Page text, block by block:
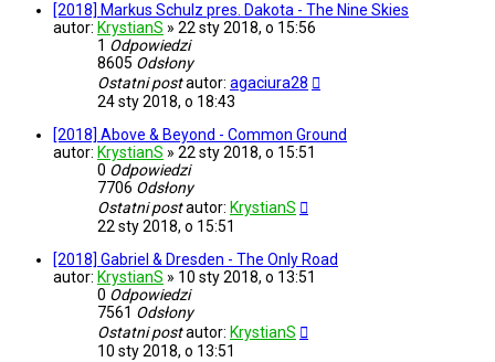
[2018] Markus Schulz pres. Dakota - The Nine Skies
autor: KrystianS » 22 sty 2018, o 15:56
1 Odpowiedzi
8605 Odsłony
Ostatni postautor: agaciura28
24 sty 2018, o 18:43
[2018] Above & Beyond - Common Ground
autor: KrystianS » 22 sty 2018, o 15:51
0 Odpowiedzi
7706 Odsłony
Ostatni postautor: KrystianS
22 sty 2018, o 15:51
[2018] Gabriel & Dresden - The Only Road
autor: KrystianS » 10 sty 2018, o 13:51
0 Odpowiedzi
7561 Odsłony
Ostatni postautor: KrystianS
10 sty 2018, o 13:51